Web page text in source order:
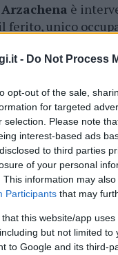
- Do Not Process
opt-out of the sale,
for targeted
selection. Please note
interest-based ads
to third parties
of your personal
This information may
Participants that may
that this website/app
but not limited
to Google and its third-
è
ferito, unico
cappotta
sanitari del 118-
per effettuare i
Al momento, le
per chiarire la
cliccandoqui